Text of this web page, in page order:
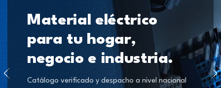
Material eléctrico
para tu hogar,
negocio e industria.
Catálogo verificado y despacho a nivel nacional